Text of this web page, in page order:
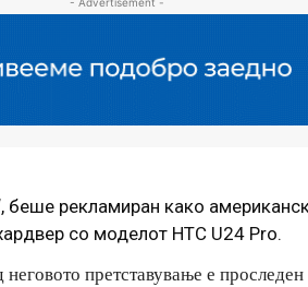
- Advertisement -
беше рекламиран како
со моделот HTC U24 Pro.
претставување е проследен